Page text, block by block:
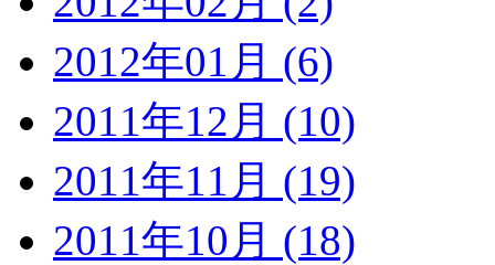
2012年01月 (6)
2011年12月 (10)
2011年11月 (19)
2011年10月 (18)